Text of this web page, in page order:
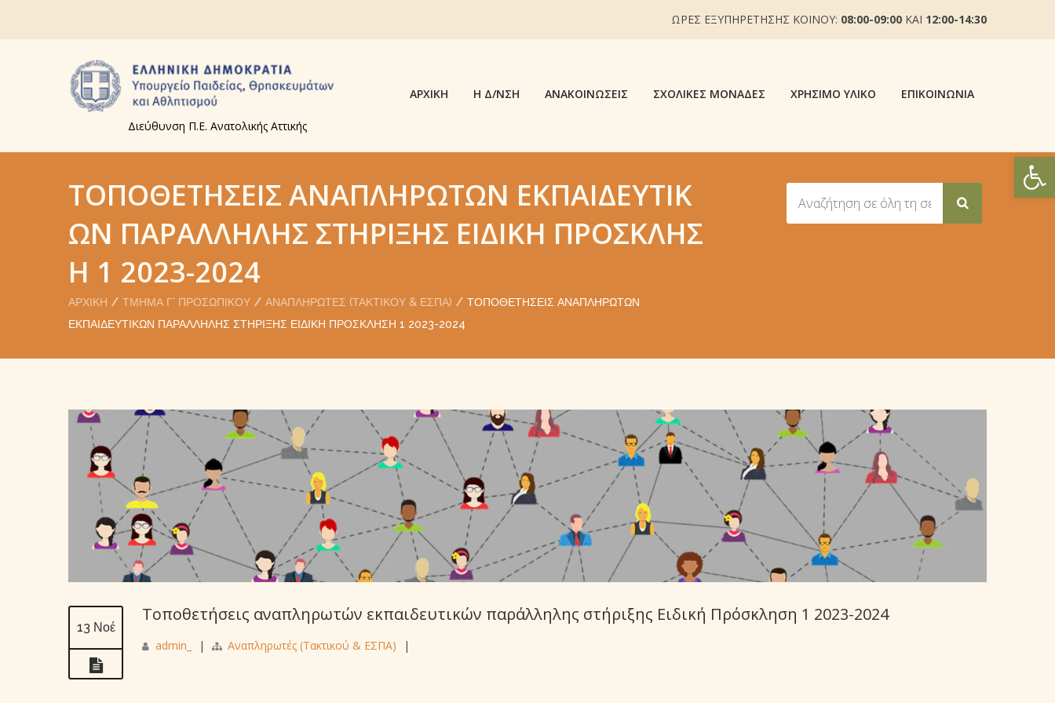
ΩΡΕΣ ΕΞΥΠΗΡΕΤΗΣΗΣ ΚΟΙΝΟΥ: 08:00-09:00 ΚΑΙ 12:00-14:30
Διεύθυνση Π.Ε. Ανατολικής Αττικής
ΑΡΧΙΚΉ Η Δ/ΝΣΗ ΑΝΑΚΟΙΝΏΣΕΙΣ ΣΧΟΛΙΚΈΣ ΜΟΝΆΔΕΣ ΧΡΉΣΙΜΟ ΥΛΙΚΌ ΕΠΙΚΟΙΝΩΝΊΑ
ΤΟΠΟΘΕΤΉΣΕΙΣ ΑΝΑΠΛΗΡΩΤΏΝ ΕΚΠΑΙΔΕΥΤΙΚ
ΏΝ ΠΑΡΆΛΛΗΛΗΣ ΣΤΉΡΙΞΗΣ ΕΙΔΙΚΉ ΠΡΌΣΚΛΗΣ
Η 1 2023-2024
ΑΡΧΙΚΉ ΤΜΉΜΑ Γ’ ΠΡΟΣΩΠΙΚΟΎ ΑΝΑΠΛΗΡΩΤΈΣ (ΤΑΚΤΙΚΟΎ & ΕΣΠΑ)
ΤΟΠΟΘΕΤΉΣΕΙΣ ΑΝΑΠΛΗΡΩΤΏΝ
ΕΚΠΑΙΔΕΥΤΙΚΏΝ ΠΑΡΆΛΛΗΛΗΣ ΣΤΉΡΙΞΗΣ ΕΙΔΙΚΉ ΠΡΌΣΚΛΗΣΗ 1 2023-2024
13 Νοέ
Τοποθετήσεις αναπληρωτών εκπαιδευτικών παράλληλης στήριξης Ειδική Πρόσκληση 1 2023-2024
admin_ | Αναπληρωτές (Τακτικού & ΕΣΠΑ) |